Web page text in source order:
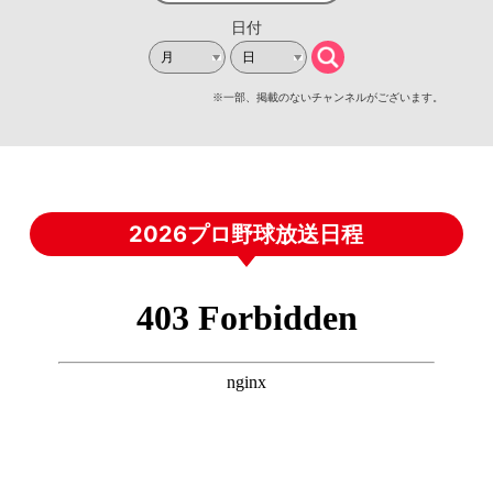
2026プロ野球放送日程